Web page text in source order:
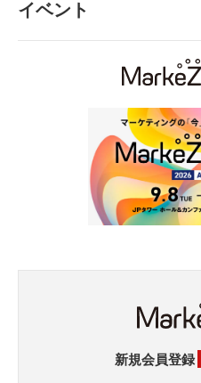
イベント
新規会員登録